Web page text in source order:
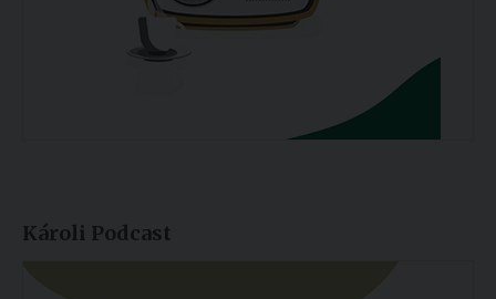
Károli Podcast